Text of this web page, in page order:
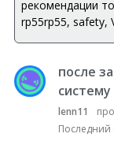
рекомендации
rp55rp55, safety,
С
п
после
систему
lenn11
Последний